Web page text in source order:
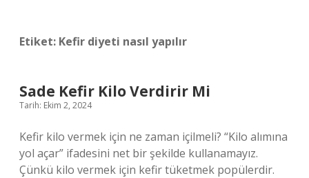
Etiket: Kefir diyeti nasıl yapılır
Sade Kefir Kilo Verdirir Mi
Tarih: Ekim 2, 2024
Kefir kilo vermek için ne zaman içilmeli? “Kilo alımına
yol açar” ifadesini net bir şekilde kullanamayız.
Çünkü kilo vermek için kefir tüketmek popülerdir.